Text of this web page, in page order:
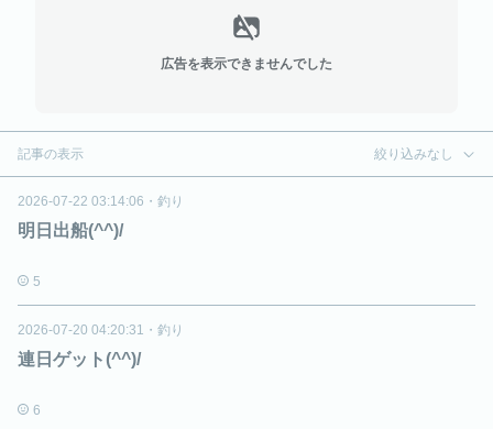
広告を表示できませんでした
記事の表示 絞り込みなし
2026-07-22 03:14:06 ・ 釣り
明日出船(^^)/
5
2026-07-20 04:20:31 ・ 釣り
連日ゲット(^^)/
6